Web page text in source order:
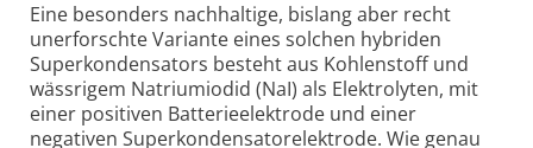
Eine besonders nachhaltige, bislang aber recht
unerforschte Variante eines solchen hybriden
Super­kondensators besteht aus Kohlenstoff und
wässrigem Natriumiodid (NaI) als Elektrolyten, mit
einer positiven Batterieelektrode und einer
negativen Superkondensator­elektrode. Wie genau